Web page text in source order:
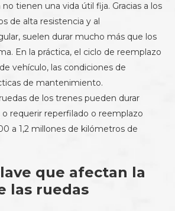
tienen una vida útil fija. Gracias a los
de alta resistencia y al
suelen durar mucho más que los
En la práctica, el ciclo de reemplazo
vehículo, las condiciones de
de mantenimiento.
de los trenes pueden durar
o requerir reperfilado o reemplazo
a 1,2 millones de kilómetros de
que afectan la
las ruedas